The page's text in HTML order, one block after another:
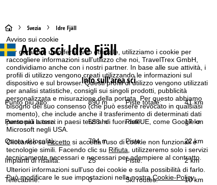
Avviso sui cookie
Per garantire un'offerta web ottimale, utilizziamo i cookie per
raccogliere informazioni sull'utilizzo che noi, TravelTrex GmbH,
condividiamo anche con i nostri partner. In base alle sue attività, i
profili di utilizzo vengono creati utilizzando le informazioni sul
dispositivo e sul browser. Questi profili di utilizzo vengono utilizzati
per analisi statistiche, consigli sui singoli prodotti, pubblicità
personalizzata e misurazione della portata. Per questo abbiamo
bisogno del suo consenso (che può essere revocato in qualsiasi
momento), che include anche il trasferimento di determinati dati
personali a terzi in paesi terzi al di fuori dell'UE, come Google o
Microsoft negli USA.
Cliccando suAccetto si accetta l'uso di cookie non funzionali e
tecnologie simili. Facendo clic su Rifiuta, utilizzeremo solo i servizi
tecnicamente necessari e necessari per adempiere al contratto.
Ulteriori informazioni sull'uso dei cookie e sulla possibilità di farlo.
Può modificare le sue impostazioni nella nostraCookie-Policy.
H
o
m
e
p
a
g
e
Svezia Idre Fjäll
Area sciIdre Fjäll
Info sull'area sci
Punto più alto: 890 m Piste totale: 41 km
Punto più basso: 588 m Piste: 17 km
Quota di località: 794 m Piste: 22 km
Impianti di risalita: 25 Piste: 2 km
Telecabine: 0 Ski routes: 10 km